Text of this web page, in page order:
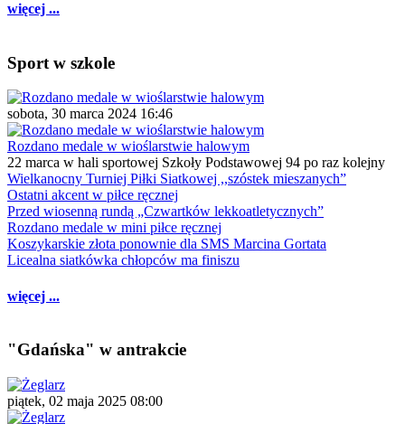
więcej ...
Sport w szkole
sobota, 30 marca 2024 16:46
Rozdano medale w wioślarstwie halowym
22 marca w hali sportowej Szkoły Podstawowej 94 po raz kolejny
Wielkanocny Turniej Piłki Siatkowej ,,szóstek mieszanych”
Ostatni akcent w piłce ręcznej
Przed wiosenną rundą „Czwartków lekkoatletycznych”
Rozdano medale w mini piłce ręcznej
Koszykarskie złota ponownie dla SMS Marcina Gortata
Licealna siatkówka chłopców ma finiszu
więcej ...
"Gdańska" w antrakcie
piątek, 02 maja 2025 08:00